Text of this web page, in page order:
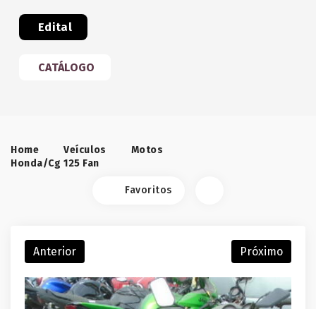
Edital
CATÁLOGO
Home Veículos
Motos
Honda/Cg 125 Fan
Favoritos
Anterior Próximo